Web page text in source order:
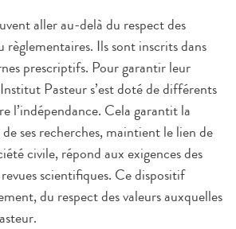
aller au-delà du respect des
règlementaires. Ils sont inscrits dans
prescriptifs. Pour garantir leur
Pasteur s’est doté de différents
l’indépendance. Cela garantit la
ses recherches, maintient le lien de
civile, répond aux exigences des
scientifiques. Ce dispositif
du respect des valeurs auxquelles